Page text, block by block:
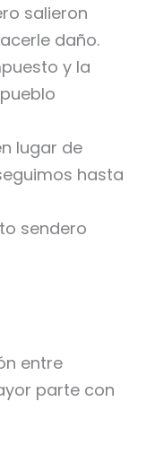
salieron
daño.
y la
lugar de
hasta
sendero
entre
parte con